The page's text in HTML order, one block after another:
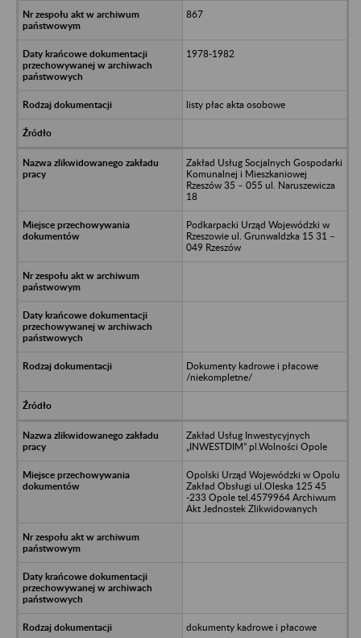
867
1978-1982
listy płac akta osobowe
Zakład Usług Socjalnych Gospodarki
Komunalnej i Mieszkaniowej
Rzeszów 35 – 055 ul. Naruszewicza
18
Podkarpacki Urząd Wojewódzki w
Rzeszowie ul. Grunwaldzka 15 31 –
049 Rzeszów
Dokumenty kadrowe i płacowe
/niekompletne/
Zakład Usług Inwestycyjnych
„INWESTDIM” pl.Wolności Opole
Opolski Urząd Wojewódzki w Opolu
Zakład Obsługi ul.Oleska 125 45
-233 Opole tel.4579964 Archiwum
Akt Jednostek Zlikwidowanych
dokumenty kadrowe i płacowe